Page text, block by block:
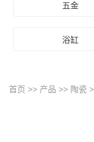
五金
浴缸
首页 >> 产品 >> 陶瓷